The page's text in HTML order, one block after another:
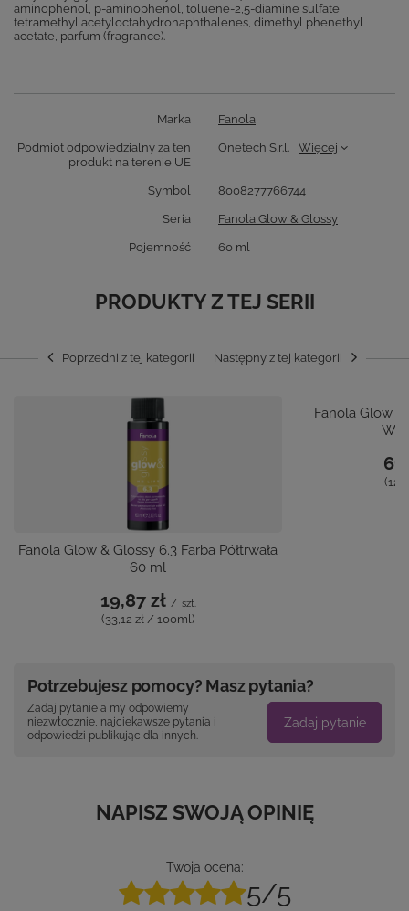
aminophenol, p-aminophenol, toluene-2,5-diamine sulfate,
tetramethyl acetyloctahydronaphthalenes, dimethyl phenethyl
acetate, parfum (fragrance).
Marka Fanola
Podmiot odpowiedzialny za ten
produkt na terenie UE
Onetech S.r.l. Więcej
Symbol 8008277766744
Seria Fanola Glow & Glossy
Pojemność 60 ml
PRODUKTY Z TEJ SERII
Poprzedni z tej kategorii Następny z tej kategorii
Fanola Glow & Glossy 6.3 Farba Półtrwała
60 ml
19,87 zł / szt.
(33,12 zł / 100ml)
Fanola Glow
Potrzebujesz pomocy? Masz pytania?
Zadaj pytanie a my odpowiemy
niezwłocznie, najciekawsze pytania i
odpowiedzi publikując dla innych.
Zadaj pytanie
NAPISZ SWOJĄ OPINIĘ
Twoja ocena:
5/5